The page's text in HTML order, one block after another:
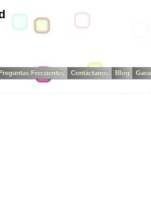
Frecuentes Contáctanos Blog